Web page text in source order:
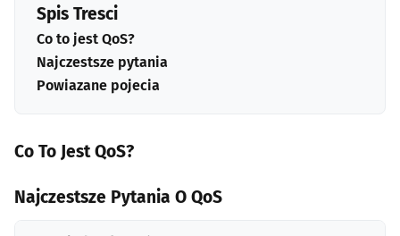
Spis Tresci
Co to jest QoS?
Najczestsze pytania
Powiazane pojecia
Co To Jest QoS?
Najczestsze Pytania O QoS